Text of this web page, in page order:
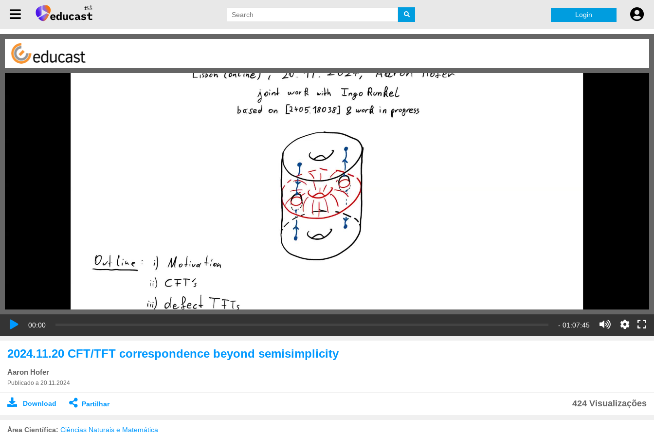
Login
00:00 - 01:07:45
2024.11.20 CFT/TFT correspondence beyond semisimplicity
Aaron Hofer
Publicado a 20.11.2024
Download Partilhar 424 Visualizações
Área Científica: Ciências Naturais e Matemática